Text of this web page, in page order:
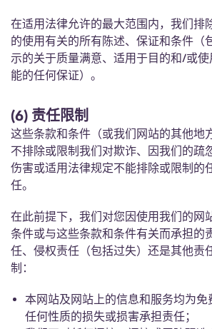
在适用法律允许的最大范围内，我们排
的使用有关的所有陈述、保证和条件（
示的关于质量满意、适用于目的和/或
能的任何保证）。
(6) 责任限制
这些条款和条件（或我们网站的其他地
不排除或限制我们对欺诈、因我们的疏
伤害或适用法律规定不能排除或限制的
任。
在此前提下，我们对您因使用我们的网
条件或与这些条款和条件有关而承担的
任、侵权责任（包括过失）还是其他责
制：
本网站及网站上的信息和服务均为免
任何性质的损失或损害承担责任；